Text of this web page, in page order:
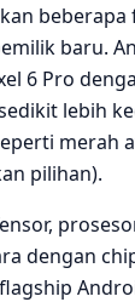
baru.
6 Pro
lebih
merah
pilihan).
dengan